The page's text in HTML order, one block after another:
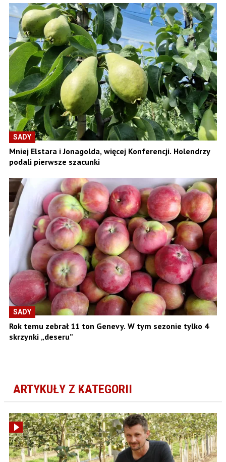
SADY
Mniej Elstara i Jonagolda, więcej Konferencji. Holendrzy
podali pierwsze szacunki
SADY
Rok temu zebrał 11 ton Genevy. W tym sezonie tylko 4
skrzynki „deseru”
ARTYKUŁY Z KATEGORII